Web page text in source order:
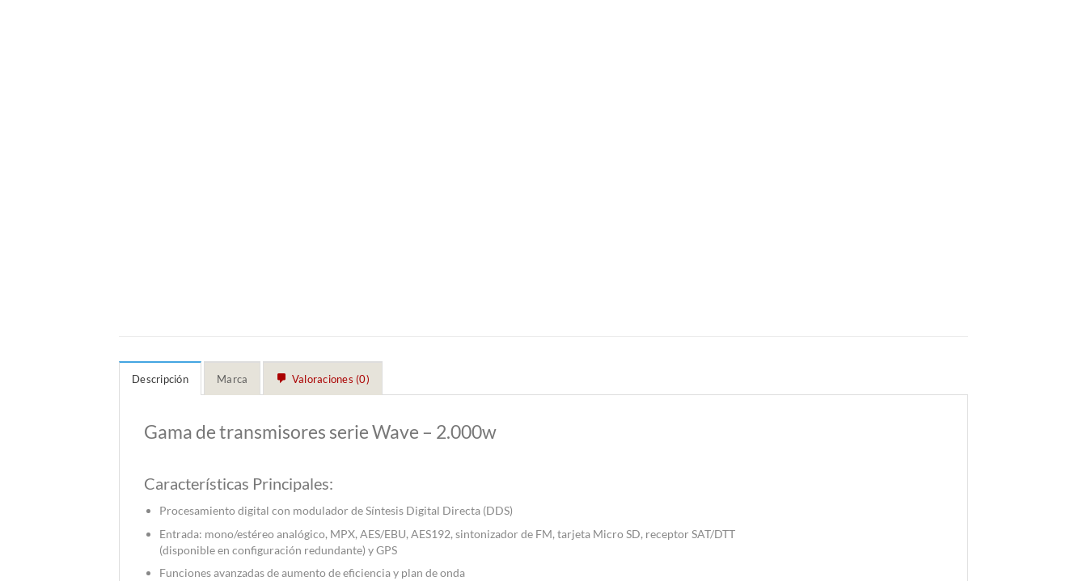
Descripción Marca Valoraciones (0)
Gama de transmisores serie Wave – 2.000w
Características Principales:
Procesamiento digital con modulador de Síntesis Digital Directa (DDS)
Entrada: mono/estéreo analógico, MPX, AES/EBU, AES192, sintonizador de FM, tarjeta Micro SD, receptor SAT/DTT
(disponible en configuración redundante) y GPS
Funciones avanzadas de aumento de eficiencia y plan de onda